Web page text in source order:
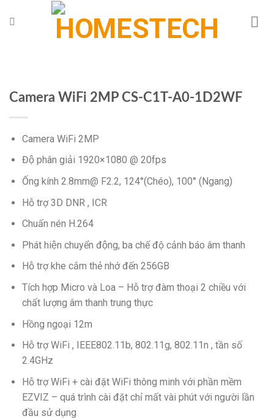
đến
Camera WiFi 2MP CS-C1T-A0-1D2WF
Camera WiFi 2MP
Độ phân giải 1920×1080 @ 20fps
Ống kính 2.8mm@ F2.2, 124°(Chéo), 100° (Ngang)
Hỗ trợ 3D DNR , ICR
Chuấn nén H.264
Phát hiện chuyển động, ba chế độ cảnh báo âm thanh
Hỗ trợ khe cắm thẻ nhớ đến 256GB
Tích hợp Micro và Loa – Hỗ trợ đàm thoại 2 chiều với
chất lượng âm thanh trung thực
Hồng ngoại 12m
Hỗ trợ WiFi , IEEE802.11b, 802.11g, 802.11n , tần số
2.4GHz
Hỗ trợ WiFi + cài đặt WiFi thông minh với phần mềm
EZVIZ – quá trình cài đặt chỉ mất vài phút với người lần
đầu sử dụng